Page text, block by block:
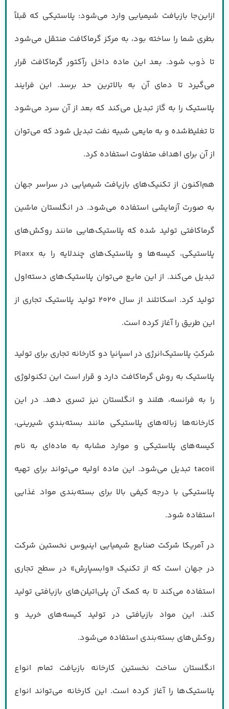
ازاین‌جا بازیافت شیمیایی وارد می‌شود: پلاستیکی که قبلاً
بطری شما را ساخته بود، به مرکز گرماکافت منتقل می‌شود
تا ذوب شود. بعد این ماده داخل رآکتور گرماکافت قرار
می‌گیرد تا دمای آن به بالاترین حد برسد. این فرایند
پلاستیک را به گاز تبدیل می‌کند که بعد از آن سرد می‌شود
تا تغلیظ‌شده و به مایعی شبیه نفت تبدیل شود که می‌توان
از آن برای اهداف متفاوت استفاده کرد.
هم‌اکنون از تکنیک‌های بازیافت شیمیایی در سراسر جهان
به صورت آزمایشی استفاده می‌شود. در انگلستان ماشین
گرماکافتی تولید شده که پلاستیک‌هایی مانند روکش‌های
پلاستیکی، کیسه‌ها و پلاستیک‌های چندلایه را به Plaxx
تبدیل می‌کند. از این مایع می‌توان پلاستیک‌های دسته‌اول
تولید کرد. اسکاتلند از سال ۲۰۲۰ تولید پلاستیک تجاری از
این طریق را آغاز کرده است.
شرکتِ پلاستیک‌انرژی در اسپانیا دو کارخانه تجاری برای تولید
پلاستیک به روش گرماکافت دارد و قرار است این تکنولوژی
را به فرانسه، هلند و انگلستان نیز تسری دهد. در این
کارخانه‌ها زباله‌های پلاستیکی مانند بسته‌بندیِ شیرینی،
کیسه‌های پلاستیکی و موارد مشابه به ماده‌ای به نام
tacoil تبدیل می‌شود. این ماده اولیه می‌تواند برای تهیه
پلاستیکی با درجه کیفی بالا برای بسته‌بندی مواد غذایی
استفاده شود.
در آمریکا شرکت صنایع شیمیایی اینیوس نخستین شرکت
در جهان است که از تکنیک «وابسپارش» در سطح تجاری
استفاده می‌کند تا به کمک آن پلی‌اتیلن‌های بازیافتی تولید
کند. این مواد بازیافتی در تولید کیسه‌های خرید و
روکش‌های بسته‌بندی استفاده می‌شود.
انگلستان ساخت نخستین کارخانه بازیافت تمام انواع
پلاستیک‌ها را آغاز کرده است. این کارخانه می‌تواند انواع